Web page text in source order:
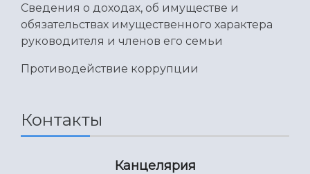
Сведения о доходах, об имуществе и
обязательствах имущественного характера
руководителя и членов его семьи
Противодействие коррупции
Контакты
Канцелярия